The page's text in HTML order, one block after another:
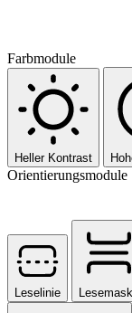
Farbmodule
Heller Kontrast
Orientierungsmodule
Leselinie